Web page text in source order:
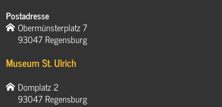
Postadresse
Obermünsterplatz 7
93047 Regensburg
Museum St. Ulrich
Domplatz 2
93047 Regensburg